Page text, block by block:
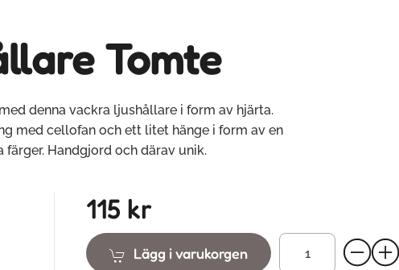
Tomte
denna vackra ljushållare i form av hjärta.
med cellofan och ett litet hänge i form av en
färger. Handgjord och därav unik.
115 kr
Lägg i varukorgen